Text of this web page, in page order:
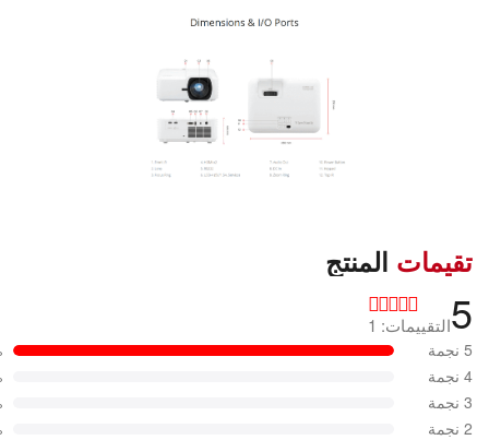
تقيمات المنتج
5التقييمات: 1
5 نجمة
4 نجمة
3 نجمة
2 نجمة